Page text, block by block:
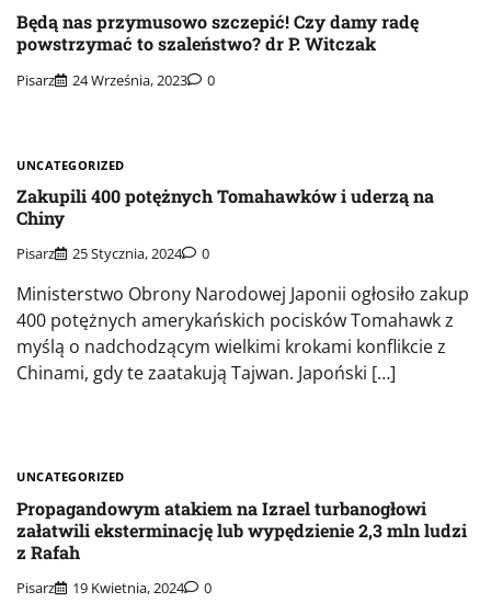
Będą nas przymusowo szczepić! Czy damy radę
powstrzymać to szaleństwo? dr P. Witczak
Pisarz 24 Września, 2023 0
UNCATEGORIZED
Zakupili 400 potężnych Tomahawków i uderzą na
Chiny
Pisarz 25 Stycznia, 2024 0
Ministerstwo Obrony Narodowej Japonii ogłosiło zakup
400 potężnych amerykańskich pocisków Tomahawk z
myślą o nadchodzącym wielkimi krokami konflikcie z
Chinami, gdy te zaatakują Tajwan. Japoński […]
UNCATEGORIZED
Propagandowym atakiem na Izrael turbanogłowi
załatwili eksterminację lub wypędzienie 2,3 mln ludzi
z Rafah
Pisarz 19 Kwietnia, 2024 0